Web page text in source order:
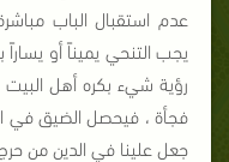
عدم استقبال الباب
يجب التنحي يميناً أو
رؤية شيء بكره أهل البيت
فجأة ، فيحصل الضيق في
جعل علينا في الدين من